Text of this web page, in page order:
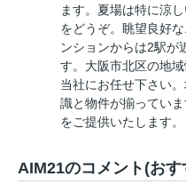
ます。夏場は特に涼
をどうぞ。眺望良好
ンションからは2駅が
す。大阪市北区の地
当社にお任せ下さい
識と物件が揃ってい
をご提供いたします。
AIM21のコメント(おす